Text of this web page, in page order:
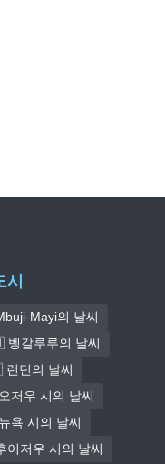
Mayi의 날씨
갈루루의 날씨
던의 날씨
우 시의 날씨
시의 날씨
저우 시의 날씨